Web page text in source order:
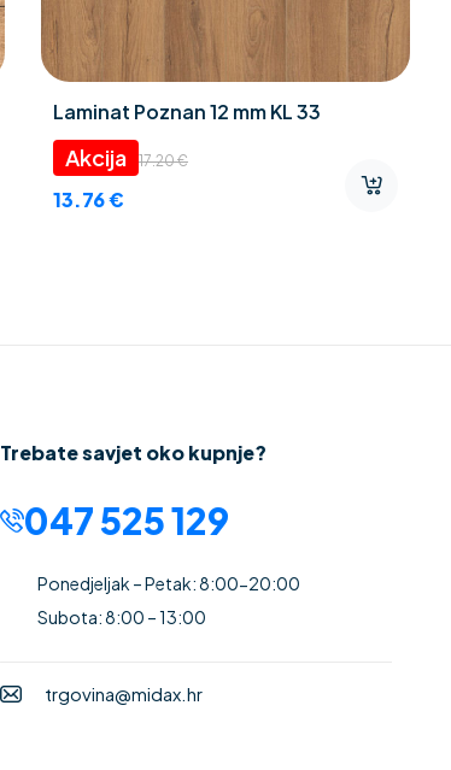
Laminat Poznan 12 mm KL 33
17.20€
13.76€
Trebate savjet oko kupnje?
047 525 129
Ponedjeljak – Petak: 8:00-20:00
Subota: 8:00 – 13:00
trgovina@midax.hr